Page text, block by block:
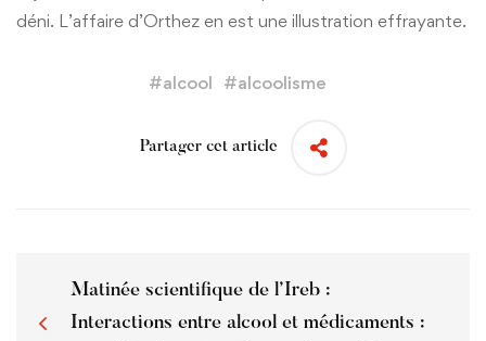
déni. L’affaire d’Orthez en est une illustration effrayante.
#alcool #alcoolisme
Partager cet article
Matinée scientifique de l’Ireb :
Interactions entre alcool et médicaments :